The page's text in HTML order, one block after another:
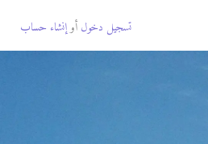
تسجيل دخول أوإنشاء حساب